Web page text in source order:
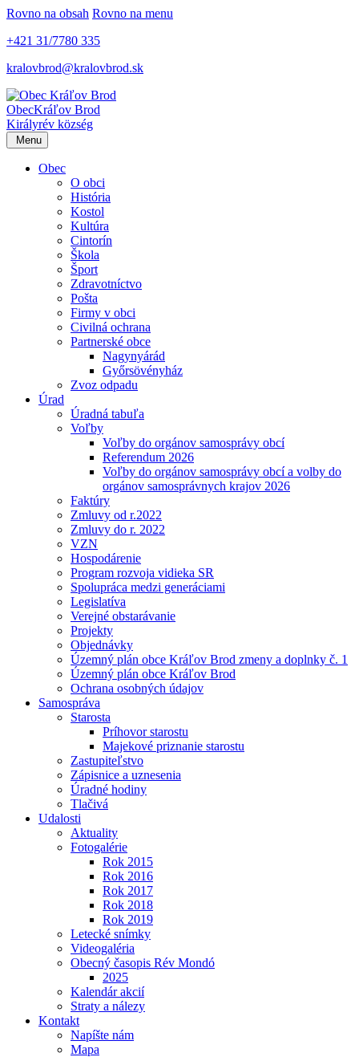
Rovno na obsah Rovno na menu
+421 31/7780 335
kralovbrod@kralovbrod.sk
ObecKráľov Brod
Királyrév község
Menu
Obec
O obci
História
Kostol
Kultúra
Cintorín
Škola
Šport
Zdravotníctvo
Pošta
Firmy v obci
Civilná ochrana
Partnerské obce
Nagynyárád
Győrsövényház
Zvoz odpadu
Úrad
Úradná tabuľa
Voľby
Voľby do orgánov samosprávy obcí
Referendum 2026
Voľby do orgánov samosprávy obcí a volby do
orgánov samosprávnych krajov 2026
Faktúry
Zmluvy od r.2022
Zmluvy do r. 2022
VZN
Hospodárenie
Program rozvoja vidieka SR
Spolupráca medzi generáciami
Legislatíva
Verejné obstarávanie
Projekty
Objednávky
Územný plán obce Kráľov Brod zmeny a doplnky č. 1
Územný plán obce Kráľov Brod
Ochrana osobných údajov
Samospráva
Starosta
Príhovor starostu
Majekové priznanie starostu
Zastupiteľstvo
Zápisnice a uznesenia
Úradné hodiny
Tlačivá
Udalosti
Aktuality
Fotogalérie
Rok 2015
Rok 2016
Rok 2017
Rok 2018
Rok 2019
Letecké snímky
Videogaléria
Obecný časopis Rév Mondó
2025
Kalendár akcií
Straty a nálezy
Kontakt
Napíšte nám
Mapa